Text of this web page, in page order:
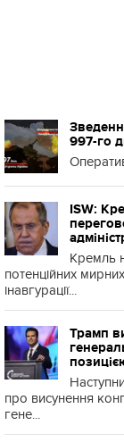
997-го
ISW:
Кремль
потенційних
інавгурації...
Трамп
про висунення
гене...